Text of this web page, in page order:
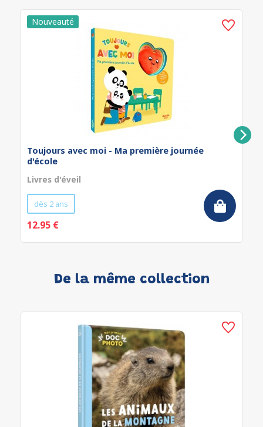
Toujours avec moi - Ma première journée
d'école
Livres d'éveil
dès 2 ans
12.95 €
De la même collection